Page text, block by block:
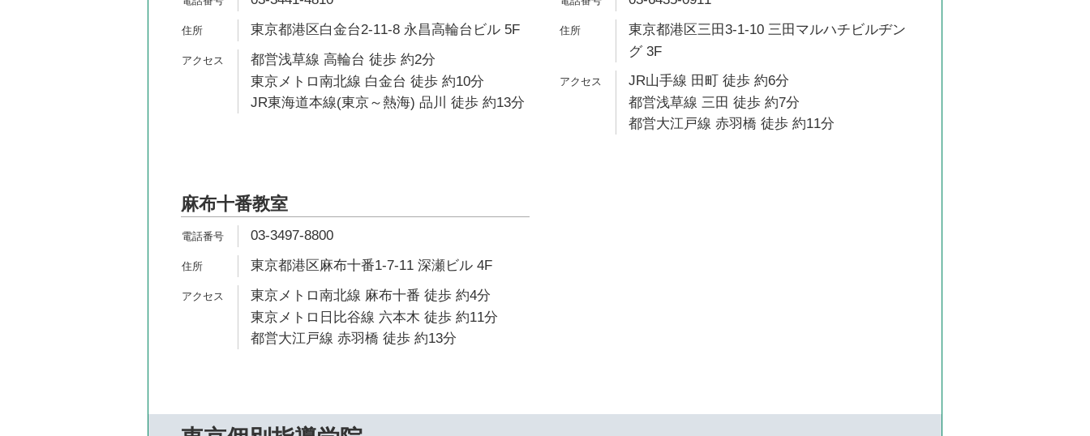
東京都港区白金台2-11-8 永昌高輪台ビル 5F
都営浅草線 高輪台 徒歩 約2分
東京メトロ南北線 白金台 徒歩 約10分
JR東海道本線(東京～熱海) 品川 徒歩 約13分
東京都港区三田3-1-10 三田マルハチビルヂン
グ 3F
JR山手線 田町 徒歩 約6分
都営浅草線 三田 徒歩 約7分
都営大江戸線 赤羽橋 徒歩 約11分
麻布十番教室
03-3497-8800
東京都港区麻布十番1-7-11 深瀬ビル 4F
東京メトロ南北線 麻布十番 徒歩 約4分
東京メトロ日比谷線 六本木 徒歩 約11分
都営大江戸線 赤羽橋 徒歩 約13分